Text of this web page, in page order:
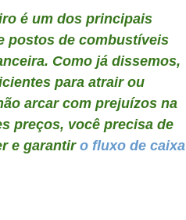
é um dos principais
postos de combustíveis
Como já dissemos,
para atrair ou
arcar com prejuízos na
preços, você precisa de
e garantiro fluxo de caixa